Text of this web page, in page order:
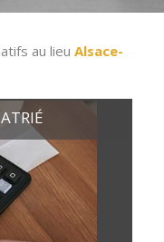
au lieu Alsace-